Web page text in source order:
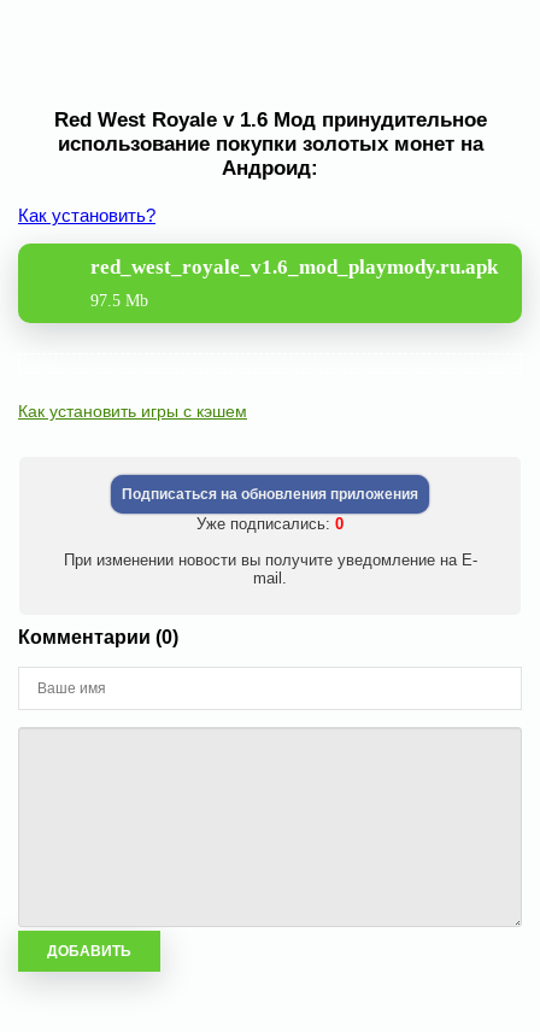
Red West Royale v 1.6 Мод принудительное
использование покупки золотых монет на
Андроид:
Как установить?
red_west_royale_v1.6_mod_playmody.ru.apk
97.5 Mb
Как установить игры с кэшем
Подписаться на обновления приложения
Уже подписались: 0
При изменении новости вы получите уведомление на E-
mail.
Комментарии (0)